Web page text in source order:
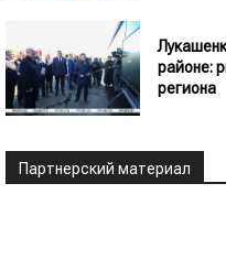
районе:
региона
Партнерский материал